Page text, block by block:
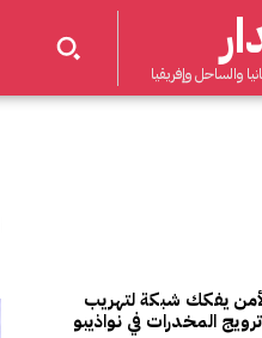
والساحل وإفريقيا
يفكك شبكة لتهريب
المخدرات في نواذيبو